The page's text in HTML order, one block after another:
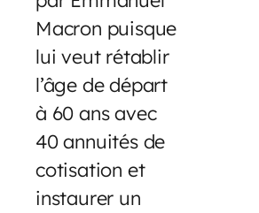
Macron puisque
lui veut rétablir
l’âge de départ
à 60 ans avec
40 annuités de
cotisation et
instaurer un